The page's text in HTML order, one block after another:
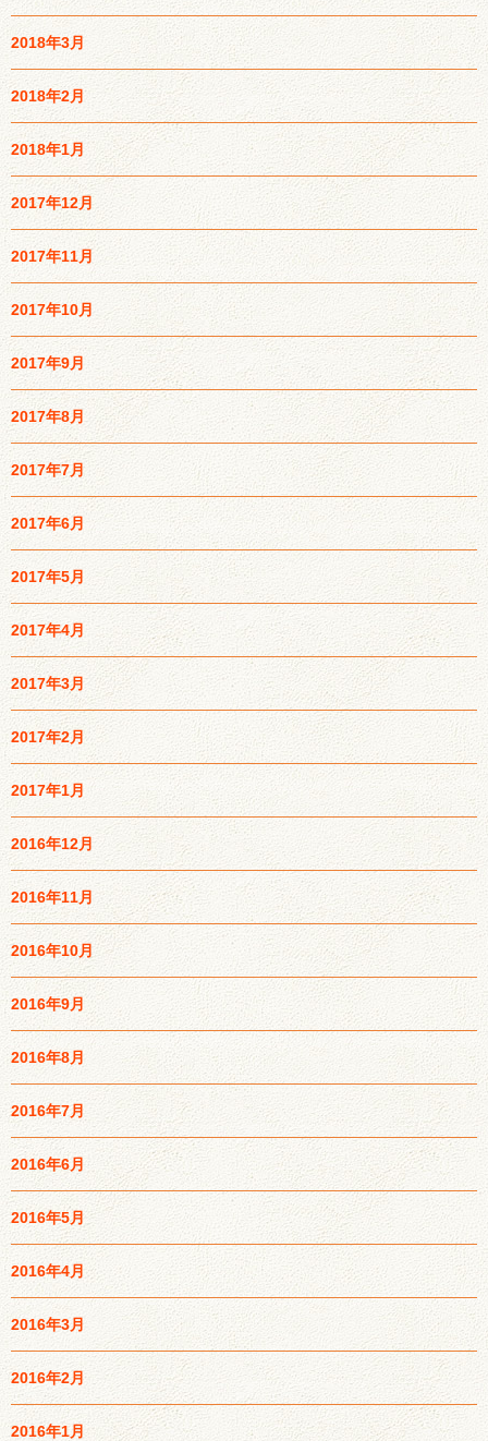
2018年3月
2018年2月
2018年1月
2017年12月
2017年11月
2017年10月
2017年9月
2017年8月
2017年7月
2017年6月
2017年5月
2017年4月
2017年3月
2017年2月
2017年1月
2016年12月
2016年11月
2016年10月
2016年9月
2016年8月
2016年7月
2016年6月
2016年5月
2016年4月
2016年3月
2016年2月
2016年1月